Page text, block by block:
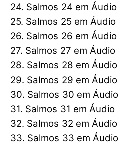
24. Salmos 24 em Áudio
25. Salmos 25 em Áudio
26. Salmos 26 em Áudio
27. Salmos 27 em Áudio
28. Salmos 28 em Áudio
29. Salmos 29 em Áudio
30. Salmos 30 em Áudio
31. Salmos 31 em Áudio
32. Salmos 32 em Áudio
33. Salmos 33 em Áudio